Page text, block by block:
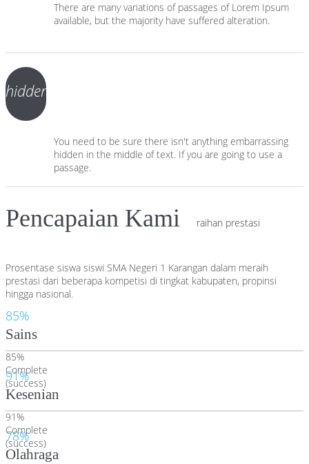
There are many variations of passages of Lorem Ipsum
available, but the majority have suffered alteration.
hidden
You need to be sure there isn't anything embarrassing
hidden in the middle of text. If you are going to use a
passage.
Pencapaian Kami raihan prestasi
Prosentase siswa siswi SMA Negeri 1 Karangan dalam meraih
prestasi dari beberapa kompetisi di tingkat kabupaten, propinsi
hingga nasional.
85%
Sains
85%
Complete
(success)
91%
Kesenian
91%
Complete
(success)
78%
Olahraga